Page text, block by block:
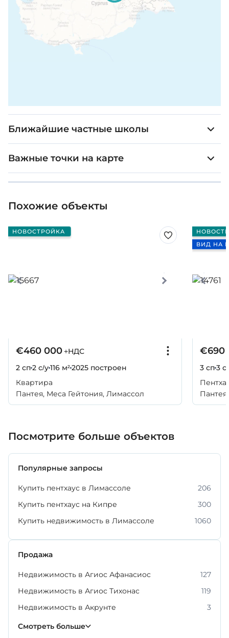
Ближайшие частные школы
Важные точки на карте
Похожие объекты
НОВОСТРОЙКА
€460 000+НДС
2 сп2 с/у116 м²2025 построен
Квартира
Пантея, Меса Гейтония, Лимассол
ВИД НА
€690
3 сп3
Посмотрите больше объектов
Популярные запросы
Купить пентхаус в Лимассоле
206
Купить пентхаус на Кипре
300
Купить недвижимость в Лимассоле
1060
Продажа
Недвижимость в Агиос Афанасиос
127
Недвижимость в Агиос Тихонас
119
Недвижимость в Акрунте
3
Недвижимость в Гермасойе
Недвижимость в Меса Гейтония
Недвижимость в Монагрулли
Недвижимость в Мони
Недвижимость в Мониатисе
Недвижимость в Фасуле
Недвижимость в Эрими
Смотреть больше